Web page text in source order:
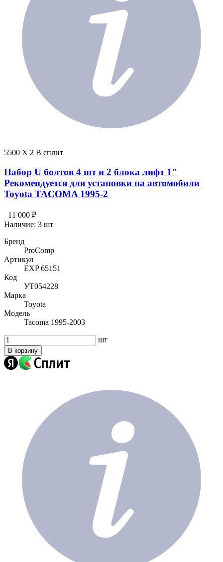
5500 X 2 В сплит
Набор U болтов 4 шт и 2 блока лифт 1"
Рекомендуется для установки на автомобили
Toyota TACOMA 1995-2
11 000 ₽
Наличие: 3 шт
Бренд
ProComp
Артикул
EXP 65151
Код
УТ054228
Марка
Toyota
Модель
Tacoma 1995-2003
шт
В корзину